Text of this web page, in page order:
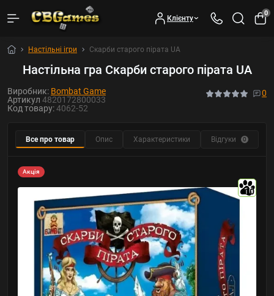
Клієнту
0
Настільні ігри Скарби старого пірата UA
Настільна гра Скарби старого пірата UA
Виробник: Bombat Game
Артикул 4820172800033
Код товару:4062-52
0
Все про товар Опис Характеристики Відгуки 0
Акція
10